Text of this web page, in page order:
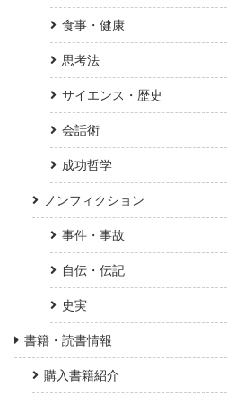
食事・健康
思考法
サイエンス・歴史
会話術
成功哲学
ノンフィクション
事件・事故
自伝・伝記
史実
書籍・読書情報
購入書籍紹介